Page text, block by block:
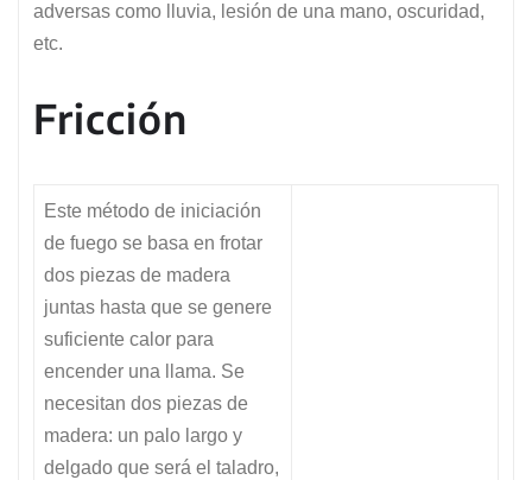
adversas como lluvia, lesión de una mano, oscuridad,
etc.
Fricción
Este método de iniciación
de fuego se basa en frotar
dos piezas de madera
juntas hasta que se genere
suficiente calor para
encender una llama. Se
necesitan dos piezas de
madera: un palo largo y
delgado que será el taladro,